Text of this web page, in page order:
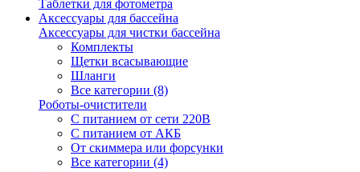
Таблетки для фотометра
Аксессуары для бассейна
Аксессуары для чистки бассейна
Комплекты
Щетки всасывающие
Шланги
Все категории (8)
Роботы-очистители
С питанием от сети 220В
С питанием от АКБ
От скиммера или форсунки
Все категории (4)